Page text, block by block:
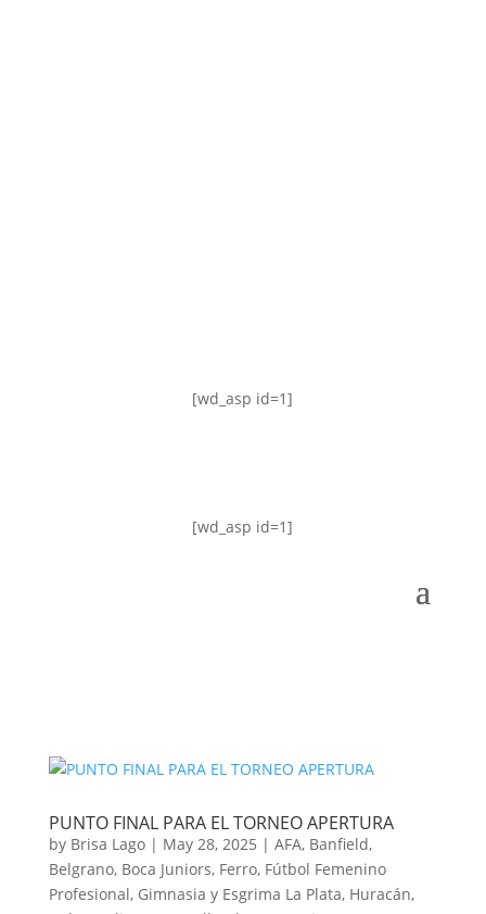
[wd_asp id=1]
[wd_asp id=1]
PUNTO FINAL PARA EL TORNEO APERTURA
by Brisa Lago| May 28, 2025 | AFA, Banfield,
Belgrano, Boca Juniors, Ferro, Fútbol Femenino
Profesional, Gimnasia y Esgrima La Plata, Huracán,